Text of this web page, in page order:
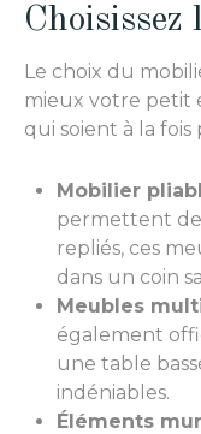
Choisissez
Le choix du
mieux votre petit
qui soient à la
Mobilier
permettent de
repliés, ces
dans un coin
Meubles
également
une table
indéniables.
Éléments